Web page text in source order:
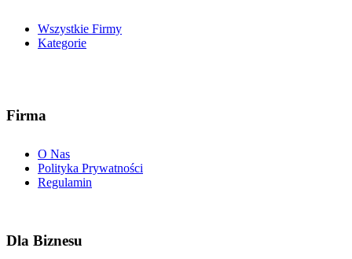
Wszystkie Firmy
Kategorie
Firma
O Nas
Polityka Prywatności
Regulamin
Dla Biznesu